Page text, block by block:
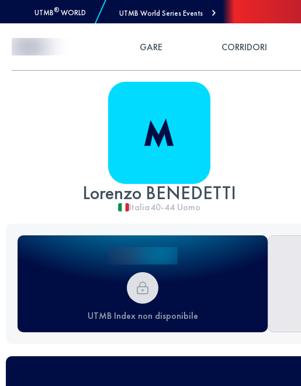
UTMB® WORLD UTMB World Series Events
GARE CORRIDORI
Lorenzo BENEDETTI
Italia40-44 Uomo
UTMB Index non disponibile